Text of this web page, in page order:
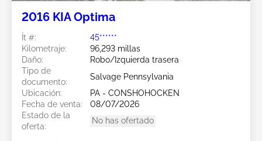
2016 KIA Optima
Ít #:
45******
Kilometraje:
96,293 millas
Daño:
Robo/Izquierda trasera
Tipo de
documento:
Salvage Pennsylvania
Ubicación:
PA - CONSHOHOCKEN
Fecha de venta:
08/07/2026
Estado de la
oferta:
No has ofertado